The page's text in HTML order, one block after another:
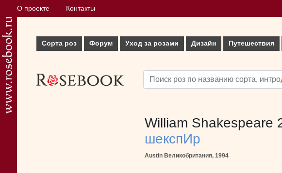
О проекте Контакты
Сорта роз Форум Уход за розами Дизайн Путешествия
William Shakespeare
шекспИр
Austin Великобритания, 1994